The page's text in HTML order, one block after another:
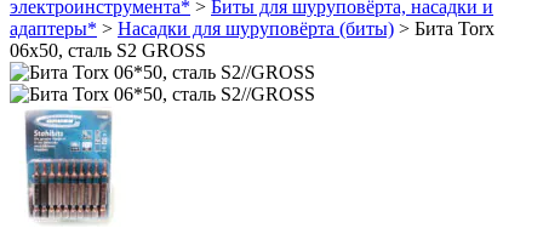
электроинструмента* > Биты для шуруповёрта, насадки и
адаптеры* > Насадки для шуруповёрта (биты) > Бита Torx
06х50, сталь S2 GROSS